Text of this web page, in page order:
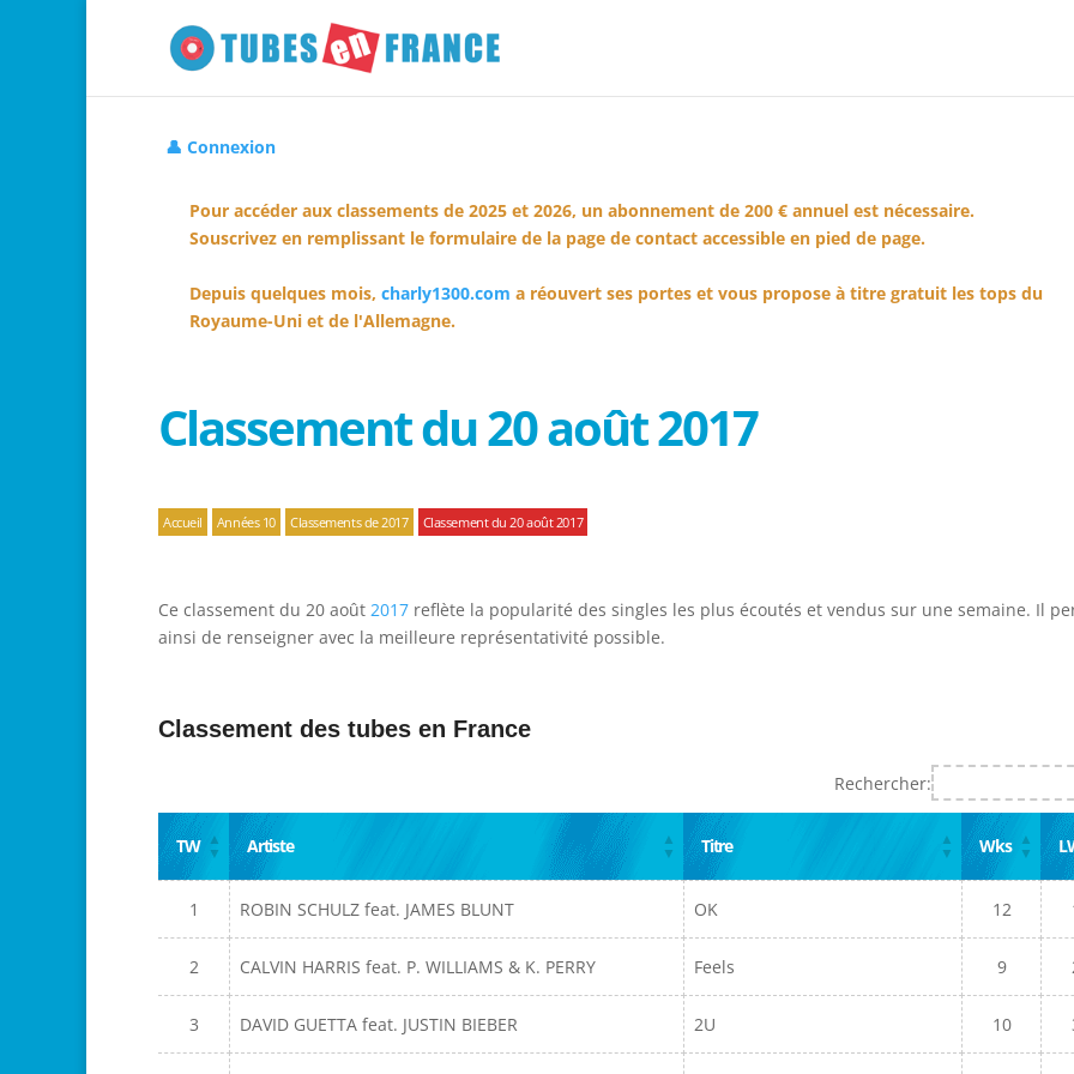
👤 Connexion
Pour accéder aux classements de 2025 et 2026, un abonnement de 200 € annuel est nécessaire.
Souscrivez en remplissant le formulaire de la page de contact accessible en pied de page.
Depuis quelques mois, charly1300.com a réouvert ses portes et vous propose à titre gratuit les tops du
Royaume-Uni et de l'Allemagne.
Classement du 20 août 2017
Accueil Années 10 Classements de 2017 Classement du 20 août 2017
Ce classement du 20 août 2017 reflète la popularité des singles les plus écoutés et vendus sur une semaine. Il
ainsi de renseigner avec la meilleure représentativité possible.
Classement des tubes en France
Rechercher:
TW Artiste Titre Wks
1 ROBIN SCHULZ feat. JAMES BLUNT OK 12
2 CALVIN HARRIS feat. P. WILLIAMS & K. PERRY Feels 9
3 DAVID GUETTA feat. JUSTIN BIEBER 2U 10